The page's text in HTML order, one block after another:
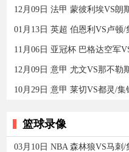
12月09日 法甲 蒙彼利埃VS朗
01月13日 英超 伯恩利VS卢顿
11月06日 亚冠杯 巴格达空军
12月09日 意甲 尤文VS那不勒
10月29日 意甲 莱切VS都灵/
篮球录像
03月10日 NBA 森林狼VS马刺